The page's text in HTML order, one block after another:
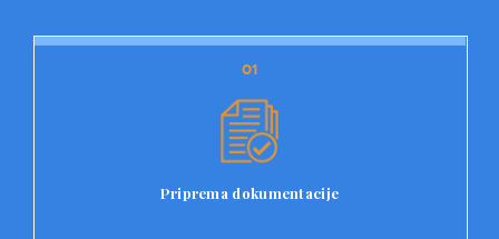
01
Priprema dokumentacije
01
Prvi korak u našem procesu prevoda je priprema
dokumentacije. Korisnici jednostavno učitavaju svoje
dokumenta, kao i specifične zahtjeve za prevod.